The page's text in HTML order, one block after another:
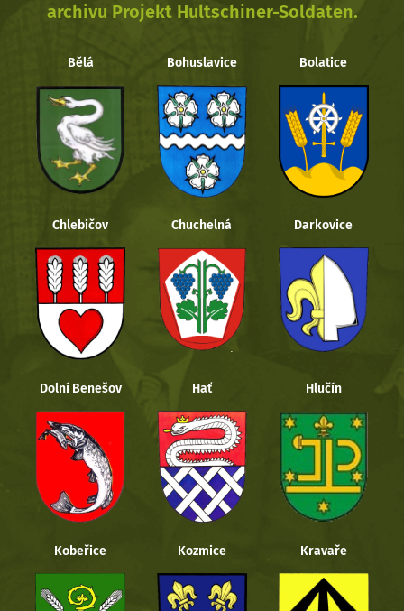
archivu Projekt Hultschiner-Soldaten.
Bělá Bohuslavice Bolatice
Chlebičov Chuchelná Darkovice
Dolní Benešov Hať Hlučín
Kobeřice Kozmice Kravaře